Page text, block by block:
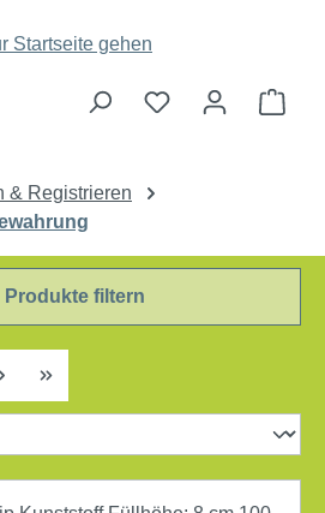
& Registrieren
Produkte filtern